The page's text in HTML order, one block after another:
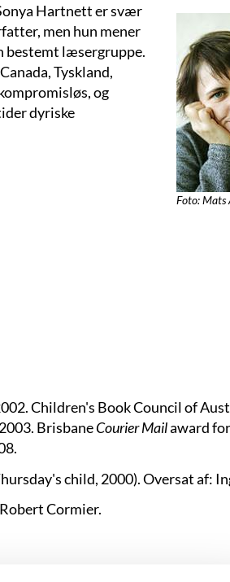
Foto: Mats
Hartnett er svær
men hun mener
bestemt læsergruppe.
Tyskland,
og
dyriske
Children's Book Council of
BrisbaneCourier Mailaward
child, 2000). Oversat af:
Cormier.